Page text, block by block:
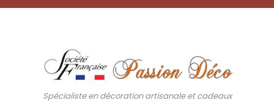
Spécialiste en décoration artisanale et cadeaux